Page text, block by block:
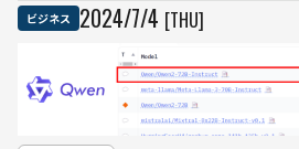
ビジネス 2024/7/4 [THU]